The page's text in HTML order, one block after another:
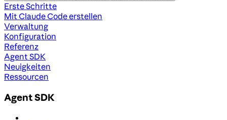
Erste Schritte
Mit Claude Code erstellen
Verwaltung
Konfiguration
Referenz
Agent SDK
Neuigkeiten
Ressourcen
Agent SDK